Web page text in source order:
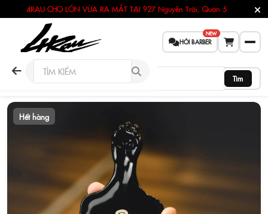
4RAU CHỢ LỚN VỪA RA MẮT TẠI 927 Nguyễn Trãi, Quận 5
HỎI BARBER
NEW
Tìm
Hết hàng